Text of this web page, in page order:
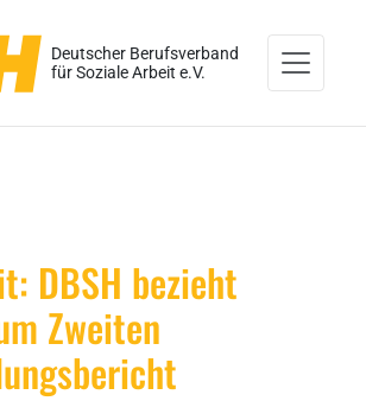
Deutscher Berufsverband
für Soziale Arbeit e.V.
DBSH bezieht
Zweiten